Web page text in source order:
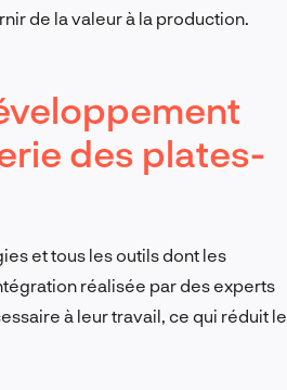
de la valeur à la production.
des plates-
et tous les outils dont les
réalisée par des experts
à leur travail, ce qui réduit le